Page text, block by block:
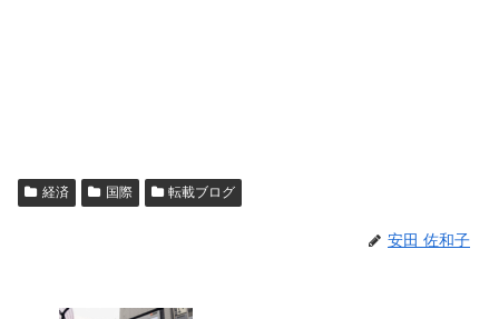
経済 国際 転載ブログ
安田 佐和子